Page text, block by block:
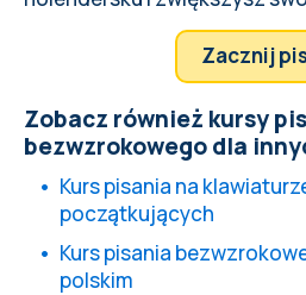
Zacznij
Zobacz również kursy
bezwzrokowego dla
Kurs pisania na
początkujących
Kurs pisania
polskim